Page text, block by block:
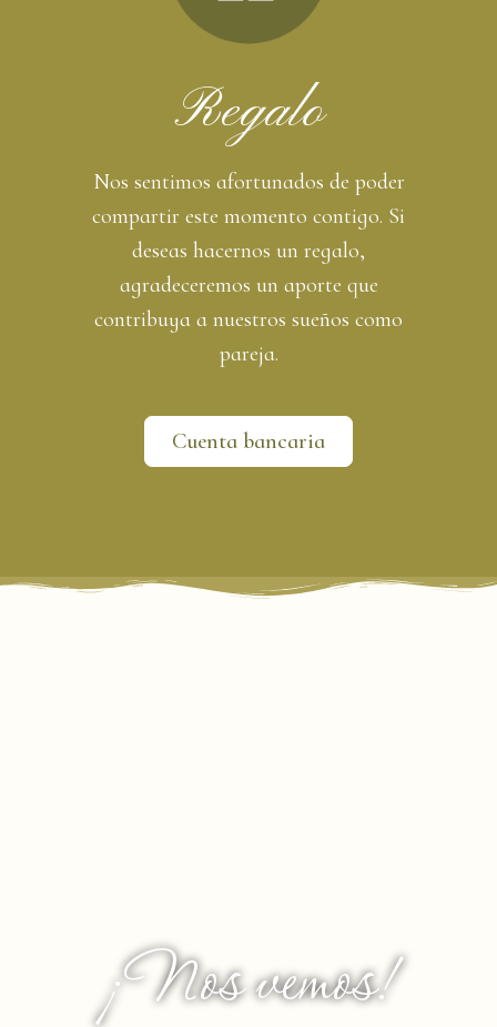
Regalo
Nos sentimos afortunados de poder
compartir este momento contigo. Si
deseas hacernos un regalo,
agradeceremos un aporte que
contribuya a nuestros sueños como
pareja.
Cuenta bancaria
¡Nos vemos!